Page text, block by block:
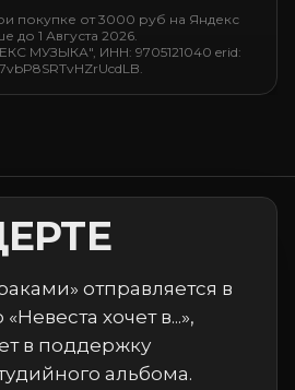
покупке от 3000 руб на Яндекс
до 1 Августа 2026.
МУЗЫКА", ИНН: 9705121040 erid:
отправляется в
хочет в...»,
в поддержку
альбома.